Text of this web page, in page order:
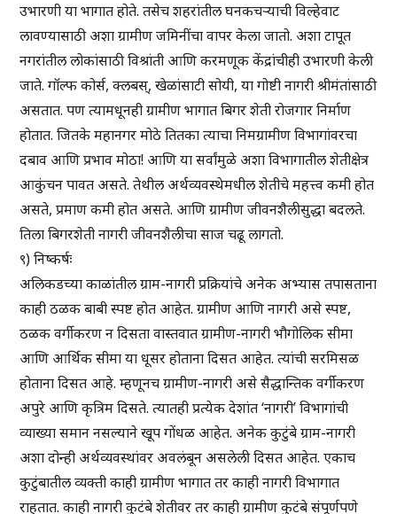
उभारणी या भागात होते. तसेच शहरांतील घनकचऱ्याची विल्हेवाट
लावण्यासाठी अशा ग्रामीण जमिनींचा वापर केला जातो. अशा टापूत
नगरांतील लोकांसाठी विश्रांती आणि करमणूक केंद्रांचीही उभारणी केली
जाते. गॉल्फ कोर्स, क्लबस्, खेळांसाटी सोयी, या गोष्टी नागरी श्रीमंतांसाठी
असतात. पण त्यामधूनही ग्रामीण भागात बिगर शेती रोजगार निर्माण
होतात. जितके महानगर मोठे तितका त्याचा निमग्रामीण विभागांवरचा
दबाव आणि प्रभाव मोठा! आणि या सर्वांमुळे अशा विभागातील शेतीक्षेत्र
आकुंचन पावत असते. तेथील अर्थव्यवस्थेमधील शेतीचे महत्त्व कमी होत
असते, प्रमाण कमी होत असते. आणि ग्रामीण जीवनशैलीसुद्धा बदलते.
तिला बिगरशेती नागरी जीवनशैलीचा साज चढू लागतो.
९) निष्कर्षः
अलिकडच्या काळांतील ग्राम-नागरी प्रक्रियांचे अनेक अभ्यास तपासताना
काही ठळक बाबी स्पष्ट होत आहेत. ग्रामीण आणि नागरी असे स्पष्ट,
ठळक वर्गीकरण न दिसता वास्तवात ग्रामीण-नागरी भौगोलिक सीमा
आणि आर्थिक सीमा या धूसर होताना दिसत आहेत. त्यांची सरमिसळ
होताना दिसत आहे. म्हणूनच ग्रामीण-नागरी असे सैद्धान्तिक वर्गीकरण
अपुरे आणि कृत्रिम दिसते. त्यातही प्रत्येक देशांत ‘नागरी’ विभागांची
व्याख्या समान नसल्याने खूप गोंधळ आहेत. अनेक कुटुंबे ग्राम-नागरी
अशा दोन्ही अर्थव्यवस्थांवर अवलंबून असलेली दिसत आहेत. एकाच
कुटुंबातील व्यक्ती काही ग्रामीण भागात तर काही नागरी विभागात
राहतात. काही नागरी कुटंबे शेतीवर तर काही ग्रामीण कुटंबे संपूर्णपणे